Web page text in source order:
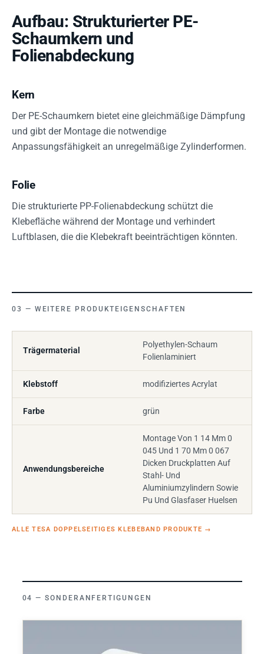
Aufbau: Strukturierter PE-
Schaumkern und
Folienabdeckung
Kern
Der PE-Schaumkern bietet eine gleichmäßige Dämpfung
und gibt der Montage die notwendige
Anpassungsfähigkeit an unregelmäßige Zylinderformen.
Folie
Die strukturierte PP-Folienabdeckung schützt die
Klebefläche während der Montage und verhindert
Luftblasen, die die Klebekraft beeinträchtigen könnten.
WEITERE PRODUKTEIGENSCHAFTEN
Trägermaterial
Polyethylen-Schaum
Folienlaminiert
Klebstoff modifiziertes Acrylat
Farbe grün
Anwendungsbereiche
Montage Von 1 14 Mm 0
045 Und 1 70 Mm 0 067
Dicken Druckplatten Auf
Stahl- Und
Aluminiumzylindern Sowie
Pu Und Glasfaser Huelsen
ALLE TESA DOPPELSEITIGES KLEBEBAND PRODUKTE →
SONDERANFERTIGUNGEN